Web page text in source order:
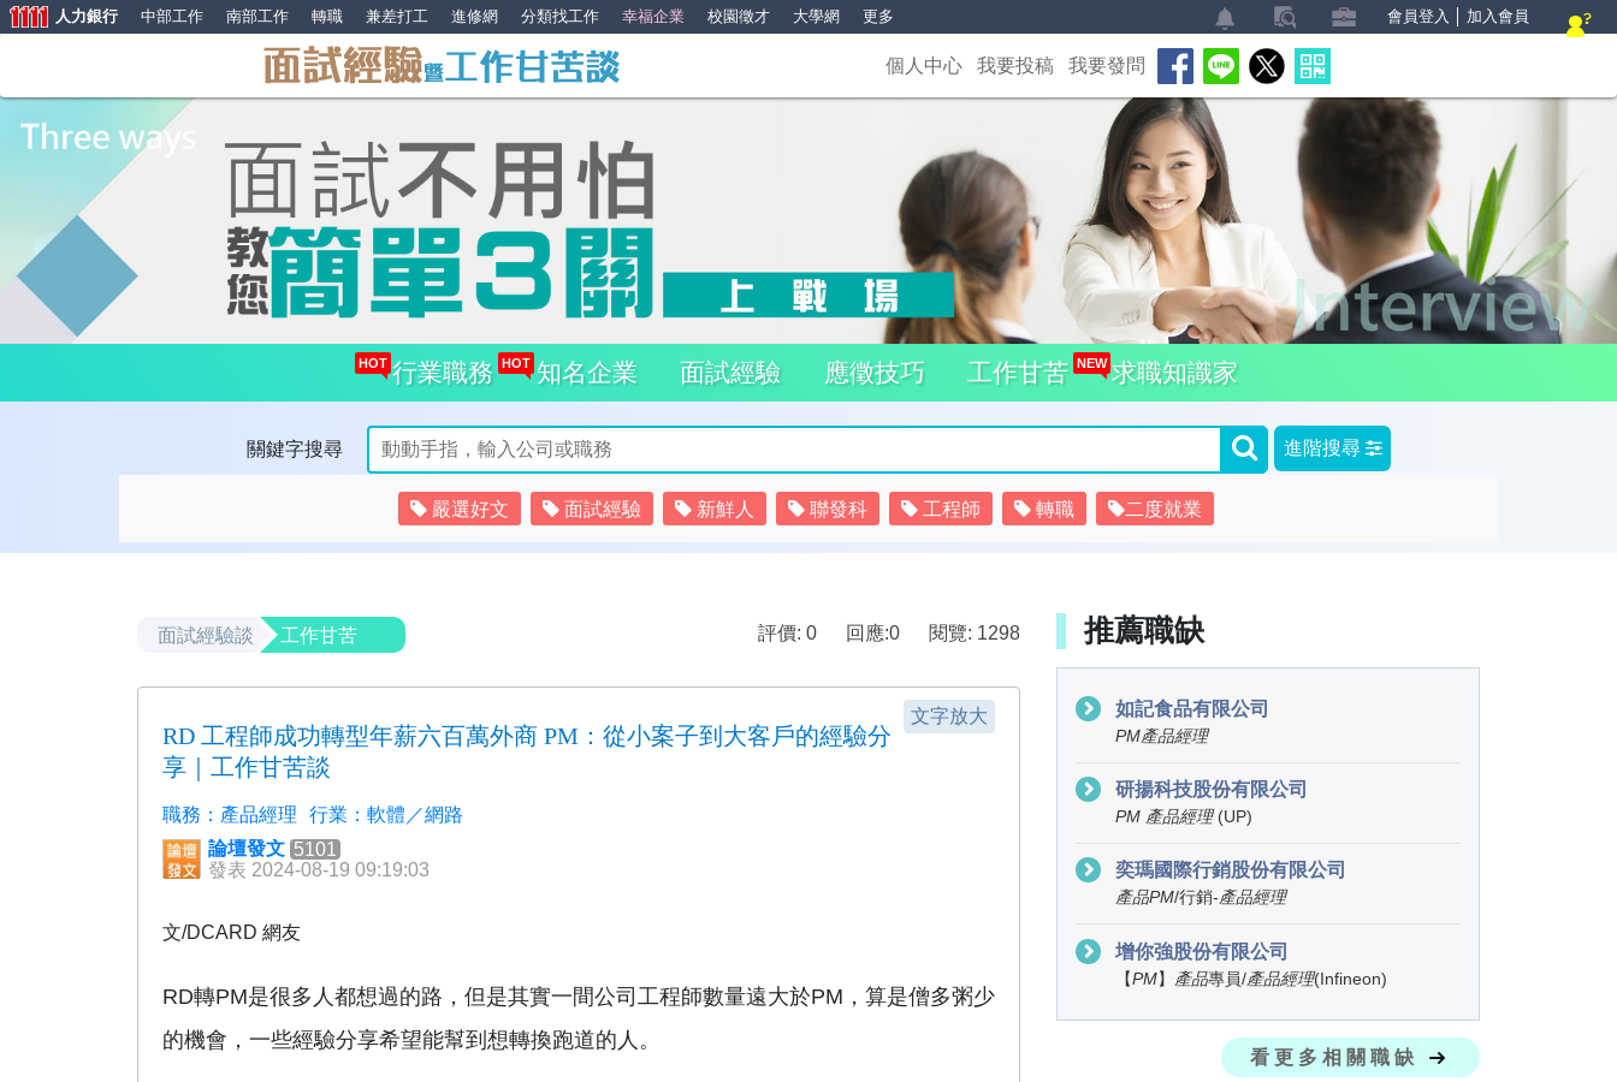
會員登入 加入會員
人力銀行 中部工作 南部工作 轉職 兼差打工 進修網 分類找工作 幸福企業 校園徵才 大學網 更多
個人中心 我要投稿 我要發問
HOT 行業職務 HOT 知名企業 面試經驗 應徵技巧 工作甘苦 NEW 求職知識家
關鍵字搜尋 進階搜尋
嚴選好文 面試經驗 新鮮人 聯發科 工程師 轉職 二度就業
面試經驗談 工作甘苦 評價: 0 回應:0 閱覽: 1298
文字放大
RD 工程師成功轉型年薪六百萬外商 PM：從小案子到大客戶的經驗分
享｜工作甘苦談
職務：產品經理
行業：軟體／網路
論壇發文 5101
發表 2024-08-19 09:19:03
文/DCARD 網友
RD轉PM是很多人都想過的路，但是其實一間公司工程師數量遠大於PM，算是僧多粥少
的機會，一些經驗分享希望能幫到想轉換跑道的人。
推薦職缺
如記食品有限公司
PM產品經理
研揚科技股份有限公司
PM 產品經理(UP)
奕瑪國際行銷股份有限公司
產品PM/行銷-產品經理
增你強股份有限公司
【PM】 產品專員/產品經理(Infineon)
看更多相關職缺